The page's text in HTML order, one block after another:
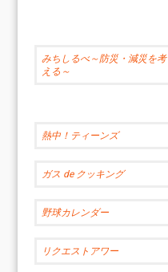
みちしるべ～防災・減災を考
える～
熱中！ティーンズ
ガス de クッキング
野球カレンダー
リクエストアワー